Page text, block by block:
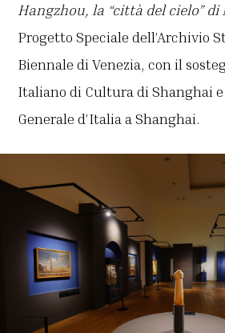
Hangzhou, la “città del cielo” di
Progetto Speciale dell’Archivio
Biennale di Venezia, con il
Italiano di Cultura di Shanghai e
Generale d’Italia a Shanghai.